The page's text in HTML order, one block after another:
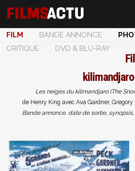
FILM BANDE ANNONCE
CRITIQUE
DVD & BLU-RAY
kilimandjaro
Les neiges du kilimandjaro (The
de Henry King avec Ava Gardner,
Bande annonce, date de sortie,